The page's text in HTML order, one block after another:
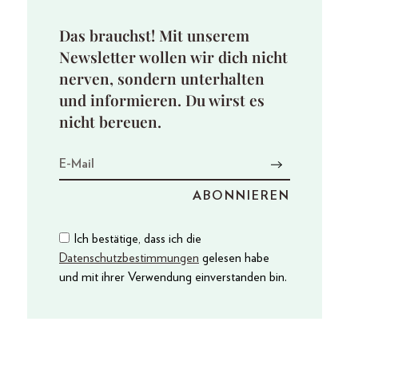
Das brauchst! Mit unserem
Newsletter wollen wir dich nicht
nerven, sondern unterhalten
und informieren. Du wirst es
nicht bereuen.
Ich bestätige, dass ich die
Datenschutzbestimmungen gelesen habe
und mit ihrer Verwendung einverstanden bin.